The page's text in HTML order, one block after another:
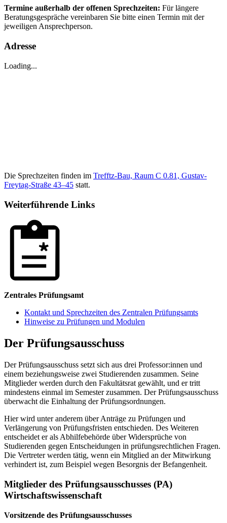
Termine außerhalb der offenen Sprechzeiten: Für längere
Beratungsgespräche vereinbaren Sie bitte einen Termin mit der
jeweiligen Ansprechperson.
Adresse
Loading...
Die Sprechzeiten finden im Trefftz-Bau, Raum C 0.81, Gustav-
Freytag-Straße 43–45 statt.
Weiterführende Links
Zentrales Prüfungsamt
Kontakt und Sprechzeiten des Zentralen Prüfungsamts
Hinweise zu Prüfungen und Modulen
Der Prüfungsausschuss
Der Prüfungsausschuss setzt sich aus drei Professor:innen und
einem beziehungsweise zwei Studierenden zusammen. Seine
Mitglieder werden durch den Fakultätsrat gewählt, und er tritt
mindestens einmal im Semester zusammen. Der Prüfungsausschuss
überwacht die Einhaltung der Prüfungsordnungen.
Hier wird unter anderem über Anträge zu Prüfungen und
Verlängerung von Prüfungsfristen entschieden. Des Weiteren
entscheidet er als Abhilfebehörde über Widersprüche von
Studierenden gegen Entscheidungen in prüfungsrechtlichen Fragen.
Die Vertreter werden tätig, wenn ein Mitglied an der Mitwirkung
verhindert ist, zum Beispiel wegen Besorgnis der Befangenheit.
Mitglieder des Prüfungsausschusses (PA)
Wirtschaftswissenschaft
Vorsitzende des Prüfungsausschusses